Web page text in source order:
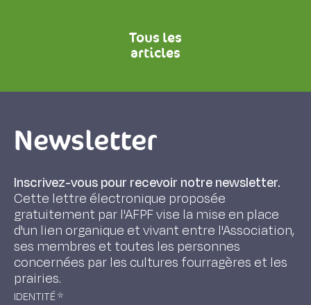
Tous les
articles
Newsletter
Inscrivez-vous pour recevoir notre newsletter.
Cette lettre électronique proposée
gratuitement par l'AFPF vise la mise en place
d'un lien organique et vivant entre l'Association,
ses membres et toutes les personnes
concernées par les cultures fourragères et les
prairies.
IDENTITÉ*